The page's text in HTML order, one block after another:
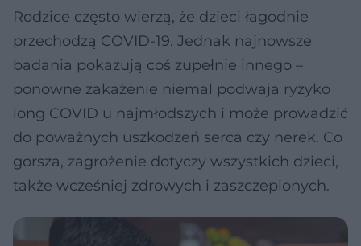
Rodzice często wierzą, że dzieci łagodnie
przechodzą COVID-19. Jednak najnowsze
badania pokazują coś zupełnie innego –
ponowne zakażenie niemal podwaja ryzyko
long COVID u najmłodszych i może prowadzić
do poważnych uszkodzeń serca czy nerek. Co
gorsza, zagrożenie dotyczy wszystkich dzieci,
także wcześniej zdrowych i zaszczepionych.